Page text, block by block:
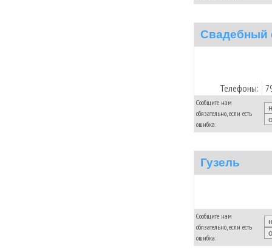
Свадебный
Телефоны:
Сообщите нам
обязательно, если есть
ошибка:
Гузель
Сообщите нам
обязательно, если есть
ошибка: